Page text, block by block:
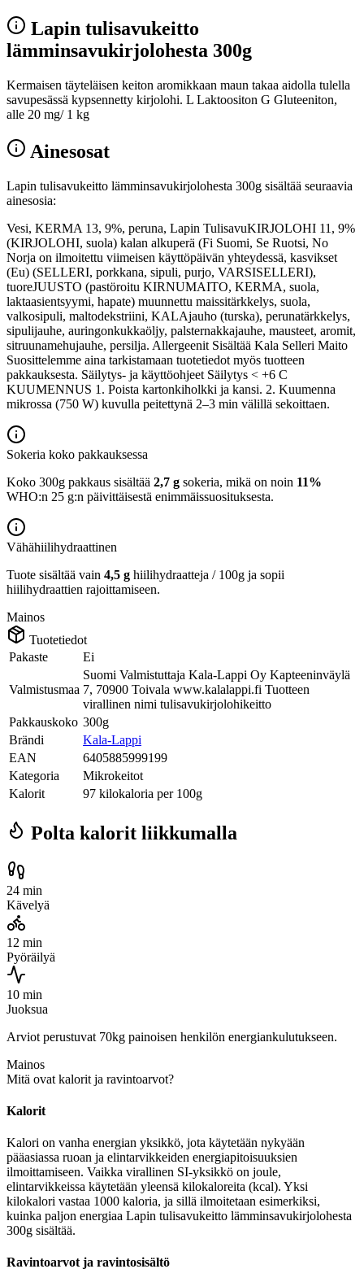
Lapin tulisavukeitto
lämminsavukirjolohesta 300g
Kermaisen täyteläisen keiton aromikkaan maun takaa aidolla tulella
savupesässä kypsennetty kirjolohi. L Laktoositon G Gluteeniton,
alle 20 mg/ 1 kg
Ainesosat
Lapin tulisavukeitto lämminsavukirjolohesta 300g sisältää seuraavia
ainesosia:
Vesi, KERMA 13, 9%, peruna, Lapin TulisavuKIRJOLOHI 11, 9%
(KIRJOLOHI, suola) kalan alkuperä (Fi Suomi, Se Ruotsi, No
Norja on ilmoitettu viimeisen käyttöpäivän yhteydessä, kasvikset
(Eu) (SELLERI, porkkana, sipuli, purjo, VARSISELLERI),
tuoreJUUSTO (pastöroitu KIRNUMAITO, KERMA, suola,
laktaasientsyymi, hapate) muunnettu maissitärkkelys, suola,
valkosipuli, maltodekstriini, KALAjauho (turska), perunatärkkelys,
sipulijauhe, auringonkukkaöljy, palsternakkajauhe, mausteet, aromit,
sitruunamehujauhe, persilja. Allergeenit Sisältää Kala Selleri Maito
Suosittelemme aina tarkistamaan tuotetiedot myös tuotteen
pakkauksesta. Säilytys- ja käyttöohjeet Säilytys < +6 C
KUUMENNUS 1. Poista kartonkiholkki ja kansi. 2. Kuumenna
mikrossa (750 W) kuvulla peitettynä 2–3 min välillä sekoittaen.
Sokeria koko pakkauksessa
Koko 300g pakkaus sisältää 2,7 g sokeria, mikä on noin 11%
WHO:n 25 g:n päivittäisestä enimmäissuosituksesta.
Vähähiilihydraattinen
Tuote sisältää vain 4,5 g hiilihydraatteja / 100g ja sopii
hiilihydraattien rajoittamiseen.
Mainos
Tuotetiedot
Pakaste
Ei
Valmistusmaa
Suomi Valmistuttaja Kala-Lappi Oy Kapteeninväylä
7, 70900 Toivala www.kalalappi.fi Tuotteen
virallinen nimi tulisavukirjolohikeitto
Pakkauskoko 300g
Brändi
Kala-Lappi
EAN
6405885999199
Kategoria
Mikrokeitot
Kalorit
97 kilokaloria per 100g
Polta kalorit liikkumalla
24 min
Kävelyä
12 min
Pyöräilyä
10 min
Juoksua
Arviot perustuvat 70kg painoisen henkilön energiankulutukseen.
Mainos
Mitä ovat kalorit ja ravintoarvot?
Kalorit
Kalori on vanha energian yksikkö, jota käytetään nykyään
pääasiassa ruoan ja elintarvikkeiden energiapitoisuuksien
ilmoittamiseen. Vaikka virallinen SI-yksikkö on joule,
elintarvikkeissa käytetään yleensä kilokaloreita (kcal). Yksi
kilokalori vastaa 1000 kaloria, ja sillä ilmoitetaan esimerkiksi,
kuinka paljon energiaa Lapin tulisavukeitto lämminsavukirjolohesta
300g sisältää.
Ravintoarvot ja ravintosisältö